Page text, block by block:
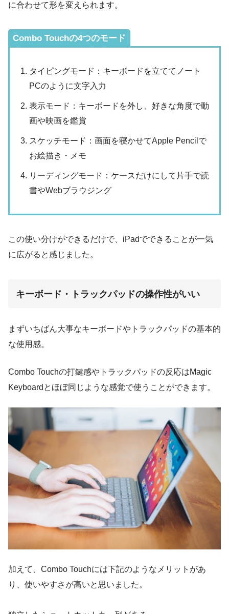
に合わせて形を変えられます。
Combo Touchの4つのモード
タイピングモード：キーボードを立ててノート
PCのように文字入力
表示モード：キーボードを外し、好きな角度で動
画や映画を鑑賞
スケッチモード：画面を寝かせてApple Pencilで
お絵描き・メモ
リーディングモード：ケースだけにして片手で読
書やWebブラウジング
この使い分けができるだけで、iPadでできることが一気
に広がると感じました。
キーボード・トラックパッドの操作性がいい
まずいちばん大事なキーボードやトラックパッドの基本的
な使用感。
Combo Touchの打鍵感やトラックパッドの反応はMagic
Keyboardとほぼ同じような感覚で使うことができます。
加えて、Combo Touchには下記のようなメリットがあ
り、使いやすさが高いと思いました。